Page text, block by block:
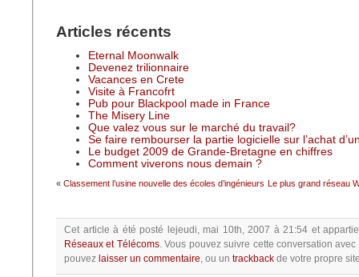
Articles récents
Eternal Moonwalk
Devenez trilionnaire
Vacances en Crete
Visite à Francofrt
Pub pour Blackpool made in France
The Misery Line
Que valez vous sur le marché du travail?
Se faire rembourser la partie logicielle sur l’achat
Le budget 2009 de Grande-Bretagne en chiffres
Comment viverons nous demain ?
« Classement l’usine nouvelle des écoles d’ingénieurs Le plus grand réseau
Cet article à été posté lejeudi, mai 10th, 2007 à 21:54 et
Réseaux et Télécoms.Vous pouvez suivre cette conversation avec
pouvez laisser un commentaire, ou un trackback de votre propre